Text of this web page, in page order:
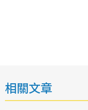
相關文章